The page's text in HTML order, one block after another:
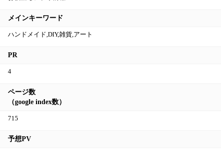
メインキーワード
ハンドメイド,DIY,雑貨,アート
PR
4
ページ数
（google index数）
715
予想PV